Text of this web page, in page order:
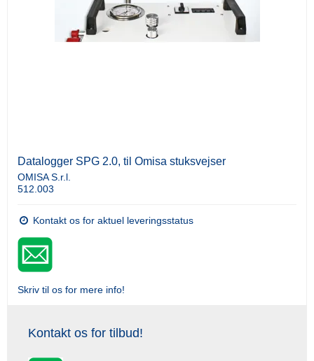
Datalogger SPG 2.0, til Omisa stuksvejser
OMISA S.r.l.
512.003
Kontakt os for aktuel leveringsstatus
Skriv til os for mere info!
Kontakt os for tilbud!